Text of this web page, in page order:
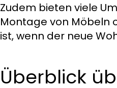
Zudem bieten viele
Montage von Möbeln
ist, wenn der neue
Überblick